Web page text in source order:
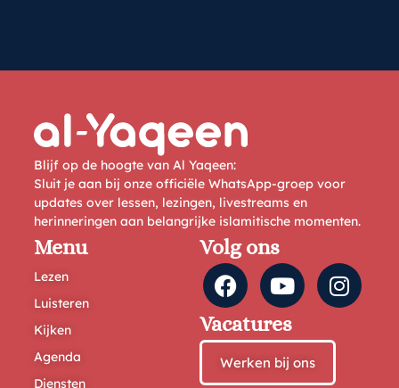
Blijf op de hoogte van Al Yaqeen:
Sluit je aan bij onze officiële WhatsApp-groep voor
updates over lessen, lezingen, livestreams en
herinneringen aan belangrijke islamitische momenten.
Menu
Lezen
Luisteren
Kijken
Agenda
Diensten
Volg ons
Vacatures
Werken bij ons